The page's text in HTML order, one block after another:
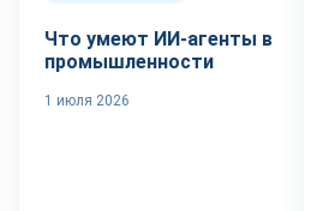
Что умеют ИИ-агенты в
промышленности
1 июля 2026